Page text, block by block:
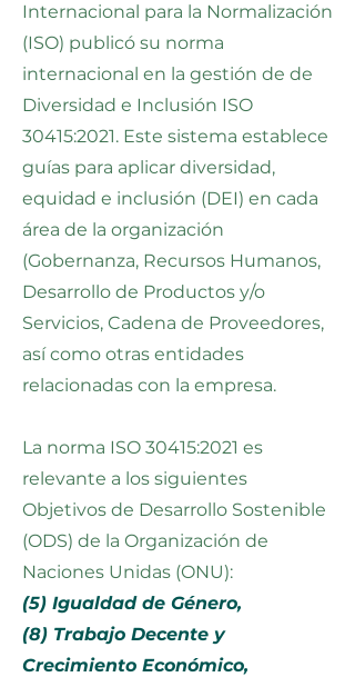
Internacional para la Normalización
(ISO) publicó su norma
internacional en la gestión de de
Diversidad e Inclusión ISO
30415:2021. Este sistema establece
guías para aplicar diversidad,
equidad e inclusión (DEI) en cada
área de la organización
(Gobernanza, Recursos Humanos,
Desarrollo de Productos y/o
Servicios, Cadena de Proveedores,
así como otras entidades
relacionadas con la empresa.
La norma ISO 30415:2021 es
relevante a los siguientes
Objetivos de Desarrollo Sostenible
(ODS) de la Organización de
Naciones Unidas (ONU):
(5) Igualdad de Género,
(8) Trabajo Decente y
Crecimiento Económico,